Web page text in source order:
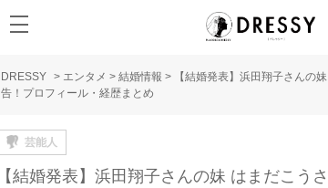
DRESSY > エンタメ > 結婚情報 >
【結婚発表】浜田翔子さんの
告！プロフィール・経歴まとめ
芸能人
【結婚発表】浜田翔子さんの妹 はまだこう